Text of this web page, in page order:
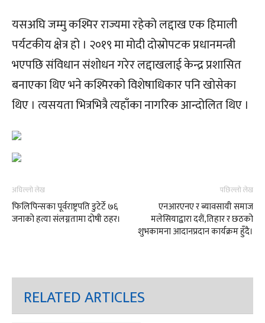
यसअघि जम्मु कश्मिर राज्यमा रहेको लद्दाख एक हिमाली
पर्यटकीय क्षेत्र हो । २०१९ मा मोदी दोस्रोपटक प्रधानमन्त्री
भएपछि संविधान संशोधन गरेर लद्दाखलाई केन्द्र प्रशासित
बनाएका थिए भने कश्मिरको विशेषाधिकार पनि खोसेका
थिए । त्यसयता भित्रभित्रै त्यहाँका नागरिक आन्दोलित थिए ।
अघिल्लो लेख
फिलिपिन्सका पूर्वराष्ट्रपति डुटेर्टे ७६
जनाको हत्या संलग्नतामा दोषी ठहर।
पछिल्लो लेख
एनआरएनए र ब्यावसायी समाज
मलेसियाद्वारा दशैं,तिहार र छठको
शुभकामना आदानप्रदान कार्यक्रम हुँदै।
RELATED ARTICLES